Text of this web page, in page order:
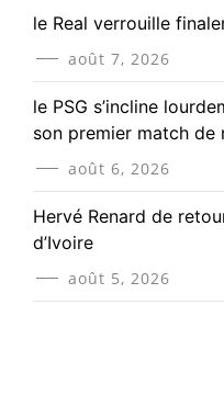
le Real verrouille
août 7, 2026
le PSG s’incline
son premier match de
août 6, 2026
Hervé Renard de
d’Ivoire
août 5, 2026